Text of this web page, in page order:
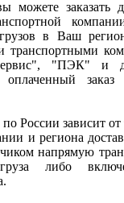
можете заказать
грузов в Ваш
транспортными
"ПЭК" и
оплаченный
России зависит
и региона
напрямую
либо